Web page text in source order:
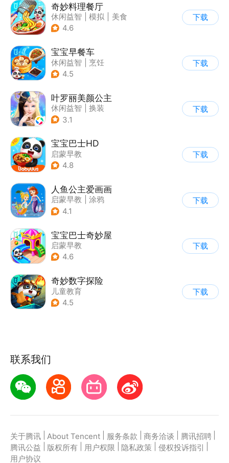
奇妙料理餐厅
休闲益智 模拟
美食
| 宝宝巴士
4.6
下载
宝宝早餐车
休闲益智
烹饪
| 宝宝巴士
4.5
下载
叶罗丽美颜公主
休闲益智
换装
| 动漫改编
3.1
下载
宝宝巴士HD
启蒙早教
| 儿童益智游戏
4.8
下载
人鱼公主爱画画
启蒙早教
涂鸦
4.1
下载
宝宝巴士奇妙屋
启蒙早教
| 儿童益智游戏
4.6
下载
奇妙数字探险
儿童教育
| 儿童益智游戏
4.5
下载
联系我们
关于腾讯 About Tencent 服务条款 商务洽谈 腾讯招聘
腾讯公益
版权所有 用户权限 隐私政策 侵权投诉指引
用户协议